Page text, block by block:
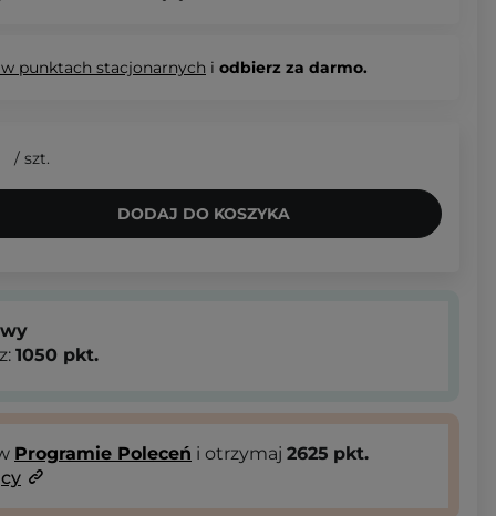
punktach stacjonarnych i odbierz za darmo.
/ szt.
DODAJ DO KOSZYKA
1050 pkt.
Programie Poleceń i otrzymaj 2625 pkt.